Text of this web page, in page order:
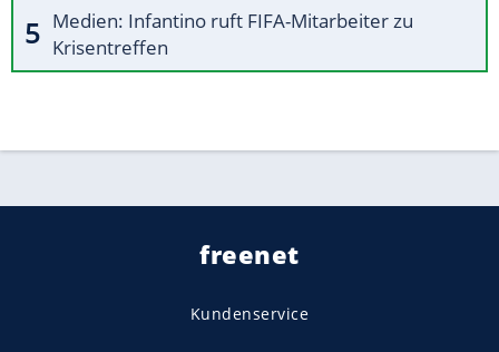
Medien: Infantino ruft FIFA-Mitarbeiter zu
Krisentreffen
freenet
Kundenservice